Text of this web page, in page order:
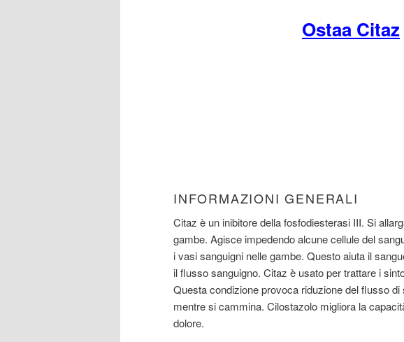
Ostaa Citaz
INFORMAZIONI GENERALI
Citaz è un inibitore della fosfodiesterasi III. Si
gambe. Agisce impedendo alcune cellule del
i vasi sanguigni nelle gambe. Questo aiuta il
il flusso sanguigno. Citaz è usato per trattare i
Questa condizione provoca riduzione del flusso
mentre si cammina. Cilostazolo migliora la
dolore.